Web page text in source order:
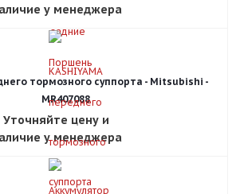
у менеджера
тормозного суппорта - Mitsubishi -
MR407088
Уточняйте цену и
у менеджера